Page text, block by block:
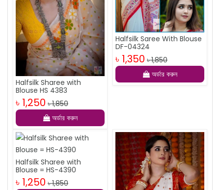
Halfsilk Sharee with
Blouse HS 4383
৳ 1,250 ৳ 1,850
অর্ডার করুন
Halfsilk Saree With Blouse
DF-04324
৳ 1,350 ৳ 1,850
অর্ডার করুন
Halfsilk Sharee with
Blouse = HS-4390
৳ 1,250 ৳ 1,850